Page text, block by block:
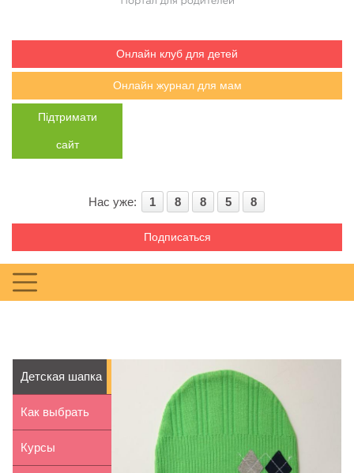
Онлайн клуб для детей
Онлайн журнал для мам
Підтримати
сайт
Нас уже: 1 8 8 5 8
Подписаться
Детская шапка
из старого
свитер...
Как выбрать
частный
Курсы